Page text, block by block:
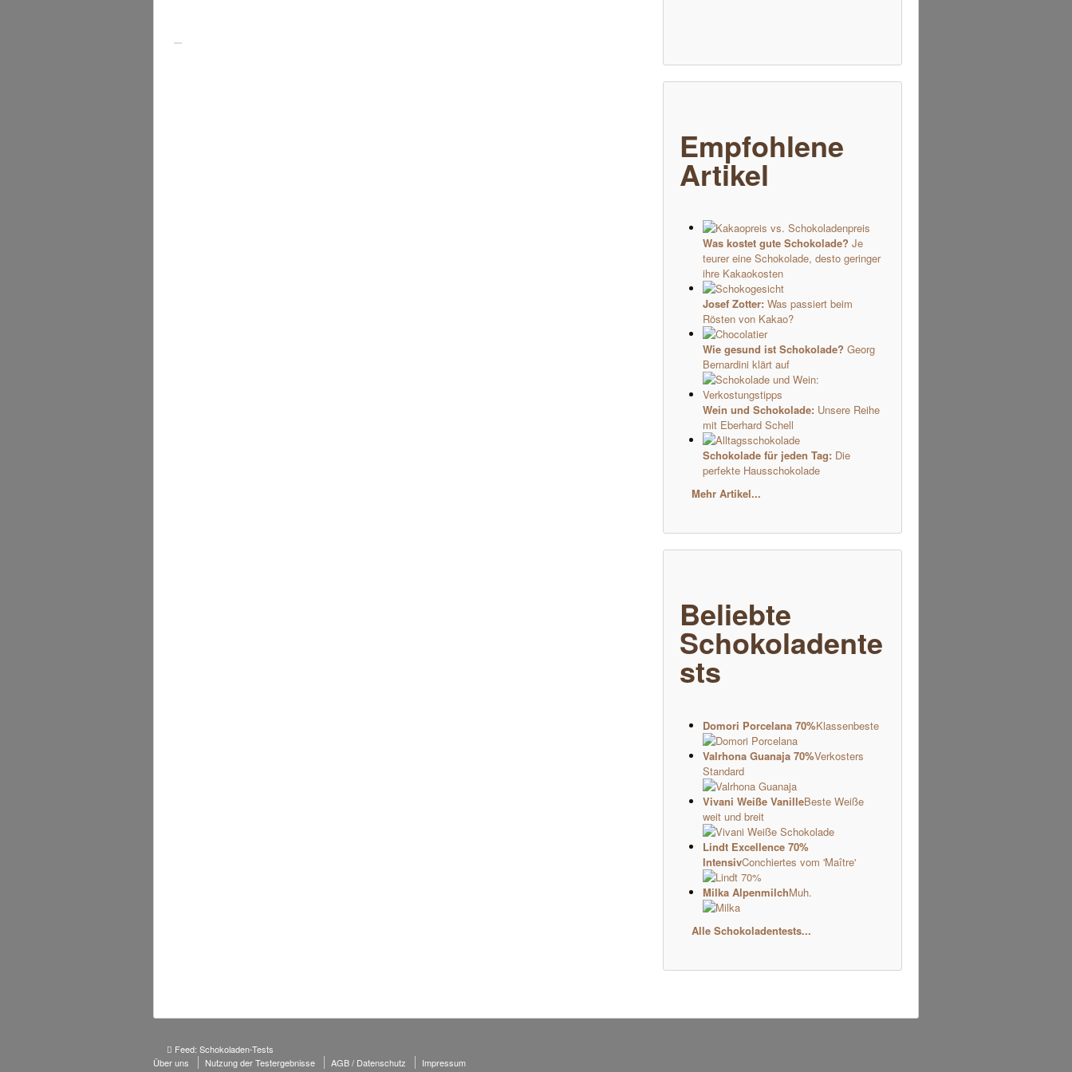
Empfohlene
Artikel
Was kostet gute Schokolade? Je
teurer eine Schokolade, desto geringer
ihre Kakaokosten
Josef Zotter: Was passiert beim
Rösten von Kakao?
Wie gesund ist Schokolade? Georg
Bernardini klärt auf
Wein und Schokolade: Unsere Reihe
mit Eberhard Schell
Schokolade für jeden Tag: Die
perfekte Hausschokolade
Mehr Artikel...
Beliebte
Schokoladente
sts
Domori Porcelana 70%Klassenbeste
Valrhona Guanaja 70%Verkosters
Standard
Vivani Weiße VanilleBeste Weiße
weit und breit
Lindt Excellence 70%
IntensivConchiertes vom 'Maître'
Milka AlpenmilchMuh.
Alle Schokoladentests...
 Feed: Schokoladen-Tests
Über uns
Nutzung der Testergebnisse AGB / Datenschutz Impressum